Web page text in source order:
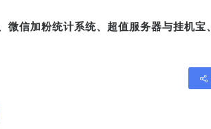
微信加粉统计系统、超值服务器与挂机宝